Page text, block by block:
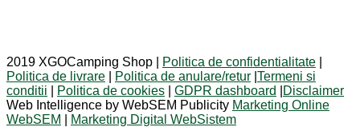
2019 XGOCamping Shop | Politica de confidentialitate
Politica de livrare
Politica de anulare/retur Termeni si
conditii
Politica de cookies GDPR dashboard
Disclaimer
Web Intelligence by WebSEM Publicity Marketing Online
WebSEM
Marketing Digital WebSistem